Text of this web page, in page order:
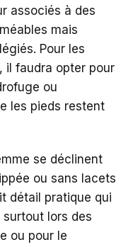
associés à des
mais
Pour les
il faudra opter pour
ou
les pieds restent
se déclinent
ou sans lacets
détail pratique qui
lors des
ou pour le